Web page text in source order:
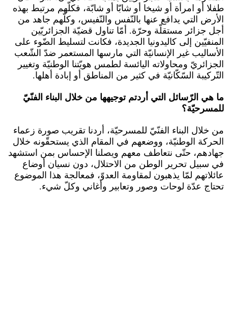
طفلا أو امرأة أو شيخا أو شابّا أو شابّة، فكلّهم مرتبط بهذه
الأرض التي يدافع عنها بالنّفس والنّفيس، وكلّهم جاهد من
أجل جزائر مستقلّة وحرّة. أمّا تناول قضيّة الجزائريّين
المنفيّين إلى كاليدونيا الجديدة، فكانت لتسليط الضّوء على
الأساليب غير الإنسانيّة التي مارسها المستعمر ضدّ الشّعب
الجزائريّ ومحاولاته اليائسة لطمس هويّتنا الوطنيّة وتغيير
التّركيبة السّكّانيّة في كثير من المناطق أو إبادة أهلها.
ما هي الرّسائل التي أردتم توجيهها من خلال البناء الفنّيّ
للمسرحيّة؟
من خلال البناء الفنّيّ للمسرحيّة، أردنا تقريب صورة زعماء
الحركة الوطنيّة، ووضعهم في المقام الذي يستحقّونه خلال
جهادهم، حتّى نتعاطف معهم ويصلنا الإحساس بمن استشهد
في سبيل تحرير الوطن من الاحتلال، دون نسيان أوضاع
عائلاتهم لمّا يذهبون لمقاومة العدوّ، فمعالجة هذا الموضوع
تحتاج عدّة لوحات وصور وتعابير وأغاني وكلّ شيء.